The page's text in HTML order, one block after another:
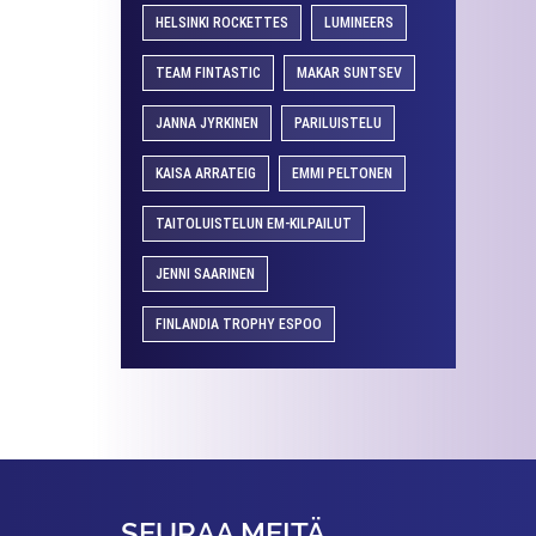
HELSINKI ROCKETTES LUMINEERS
TEAM FINTASTIC MAKAR SUNTSEV
JANNA JYRKINEN PARILUISTELU
KAISA ARRATEIG EMMI PELTONEN
TAITOLUISTELUN EM-KILPAILUT
JENNI SAARINEN
FINLANDIA TROPHY ESPOO